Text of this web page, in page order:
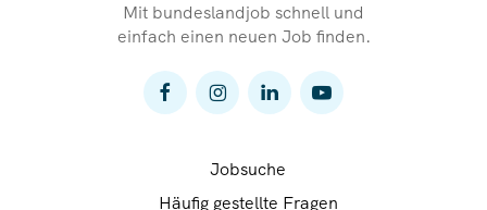
Mit bundeslandjob schnell und
einfach einen neuen Job finden.
Jobsuche
Häufig gestellte Fragen